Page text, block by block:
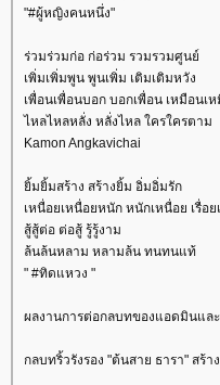
"#ผู้หญิงคนหนึ่ง"
ร่วมร่วมก่อ ก่อร่วม รวมรวมศูนย์
เพิ่มเพิ่มพูน พูนเพิ่ม เติมเติมหวัง
เพื่อนเพื่อนบอก บอกเพื่อน เหมือนเ
ไหลไหลหลั่ง หลั่งไหล ใครใครตาม
Kamon Angkavichai
ิ้มยิ้มสร้าง สร้างยิ้ม อิ่มอิ่มรัก
เหนื่อยเหนื่อยหนัก หนักเหนื่อย เรื่อย
สู้สู้ต่อ ต่อสู้ รู้รู้งาม
ล้นล้นหลาม หลามล้น ทนทนแท้
" #ทิดแหวง "
ผลงานการต่อกลบทของแอดมินแล
กลบทริ้วรังรอง "ต้นสาย ธารา" สร้